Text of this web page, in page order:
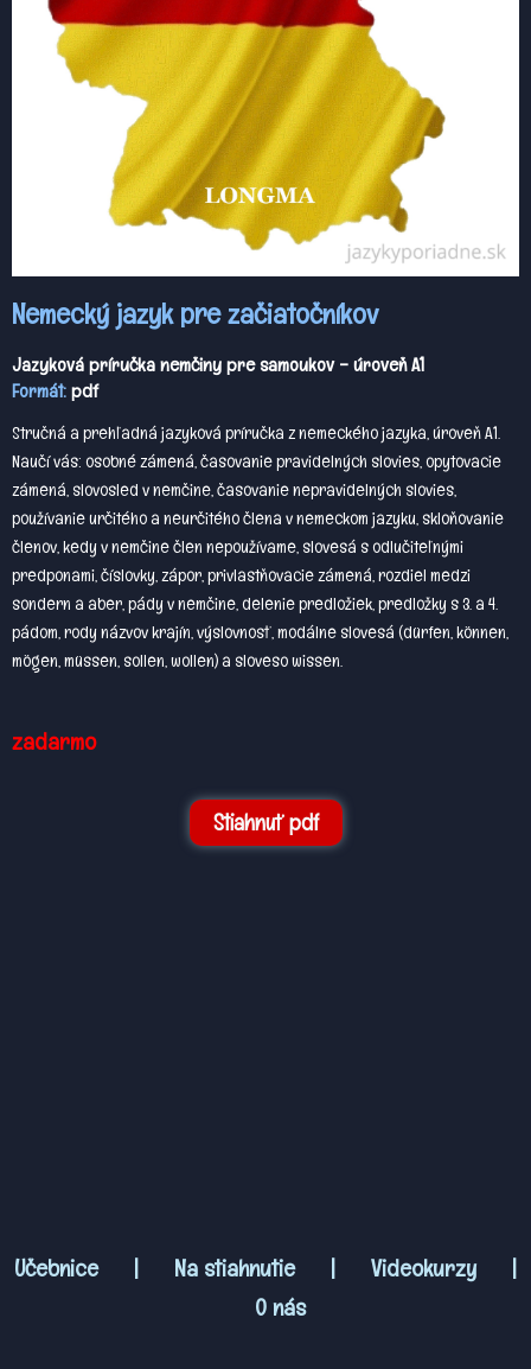
Nemecký jazyk pre začiatočníkov
Jazyková príručka nemčiny pre samoukov – úroveň A1
Formát:pdf
Stručná a prehľadná jazyková príručka z nemeckého jazyka, úroveň A1.
Naučí vás: osobné zámená, časovanie pravidelných slovies, opytovacie
zámená, slovosled v nemčine, časovanie nepravidelných slovies,
používanie určitého a neurčitého člena v nemeckom jazyku, skloňovanie
členov, kedy v nemčine člen nepoužívame, slovesá s odlučiteľnými
predponami, číslovky, zápor, privlastňovacie zámená, rozdiel medzi
sondern a aber, pády v nemčine, delenie predložiek, predložky s 3. a 4.
pádom, rody názvov krajín, výslovnosť, modálne slovesá (dürfen, können,
mögen, müssen, sollen, wollen) a sloveso wissen.
zadarmo
Stiahnuť pdf
Učebnice | Na stiahnutie| Videokurzy|
O nás